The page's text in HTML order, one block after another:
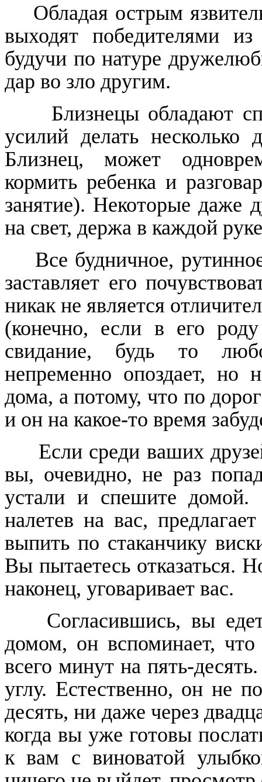
Обладая острым
выходят победителями
будучи по натуре
дар во зло другим.
Близнецы обладают
усилий делать несколько
Близнец, может
кормить ребенка и
занятие). Некоторые даже
на свет, держа в каждой
Все будничное,
заставляет его
никак не является
(конечно, если в его
свидание, будь то
непременно опоздает,
дома, а потому, что по
и он на какое-то время
Если среди ваших
вы, очевидно, не раз
устали и спешите домой.
налетев на вас,
выпить по стаканчику
Вы пытаетесь отказаться.
наконец, уговаривает вас.
Согласившись, вы
домом, он вспоминает,
всего минут на пять-
углу. Естественно, он не
десять, ни даже через
когда вы уже готовы
к вам с виноватой